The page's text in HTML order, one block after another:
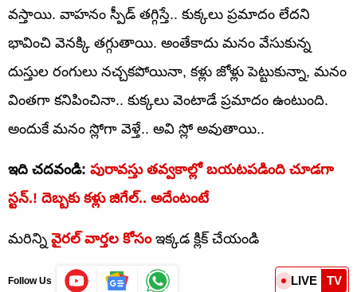
వస్తాయి. వాహనం స్పీడ్ తగ్గిస్తే.. కుక్కలు ప్రమాదం లేదని
భావించి వెనక్కి తగ్గుతాయి. అంతేకాదు మనం వేసుకున్న
దుస్తుల రంగులు నచ్చకపోయినా, కళ్లు జోళ్లు పెట్టుకున్నా, మనం
వింతగా కనిపించినా.. కుక్కలు వెంటాడే ప్రమాదం ఉంటుంది.
అందుకే మనం స్లోగా వెళ్తే.. అవి స్లో అవుతాయి..
ఇది చదవండి: పురావస్తు తవ్వకాల్లో బయటపడింది చూడగా
స్టన్.! దెబ్బకు కళ్లు జిగేల్.. అదేంటంటే
మరిన్ని వైరల్ వార్తల కోసంఇక్కడ క్లిక్ చేయండి
Follow Us LIVE TV